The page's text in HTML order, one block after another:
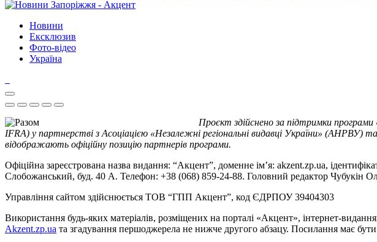
Новини
Ексклюзив
Фото-відео
Україна
Проєкт здійснено за підтримки
IFRA) у партнерстві з Асоціацією «Незалежні регіональні видавці України» (АНРВУ)
відображають офіційну позицію партнерів програми.
Офіційна зареєстрована назва видання: “Акцент”, доменне ім’я: akzent.zp.ua,
Слобожанський, буд. 40 А. Телефон: +38 (068) 859-24-88. Головний редактор Чубукін
Управління сайтом здійснюється ТОВ “ГПП Акцент”, код ЄДРПОУ 39404303
Використання будь-яких матеріалів, розміщених на порталі «Акцент», інтернет-
Akzent.zp.ua та згадування першоджерела не нижче другого абзацу. Посилання має